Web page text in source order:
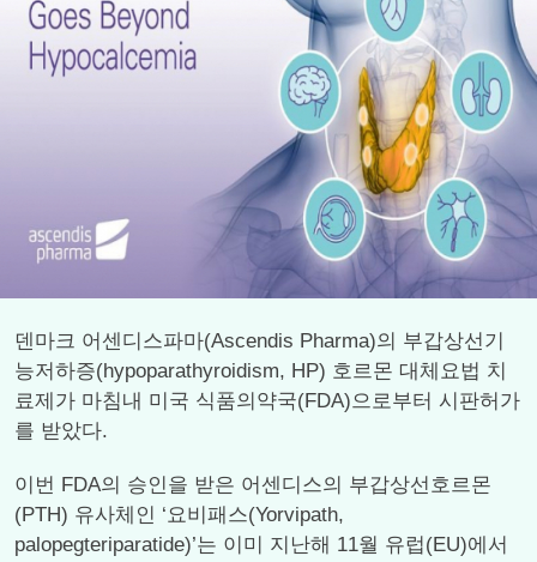
덴마크 어센디스파마(Ascendis Pharma)의 부갑상선기
능저하증(hypoparathyroidism, HP) 호르몬 대체요법 치
료제가 마침내 미국 식품의약국(FDA)으로부터 시판허가
를 받았다.
이번 FDA의 승인을 받은 어센디스의 부갑상선호르몬
(PTH) 유사체인 ‘요비패스(Yorvipath,
palopegteriparatide)’는 이미 지난해 11월 유럽(EU)에서